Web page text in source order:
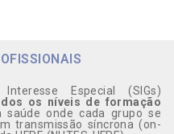
Especial (SIGs)
os níveis de formação
saúde onde cada grupo se
transmissão síncrona (on-